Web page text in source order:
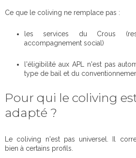
Ce que le coliving ne remplace pas :
les services du Crous
accompagnement social)
l'éligibilité aux APL n'est pas
type de bail et du
Pour qui le coliving
adapté ?
Le coliving n'est pas universel. Il
bien à certains profils.